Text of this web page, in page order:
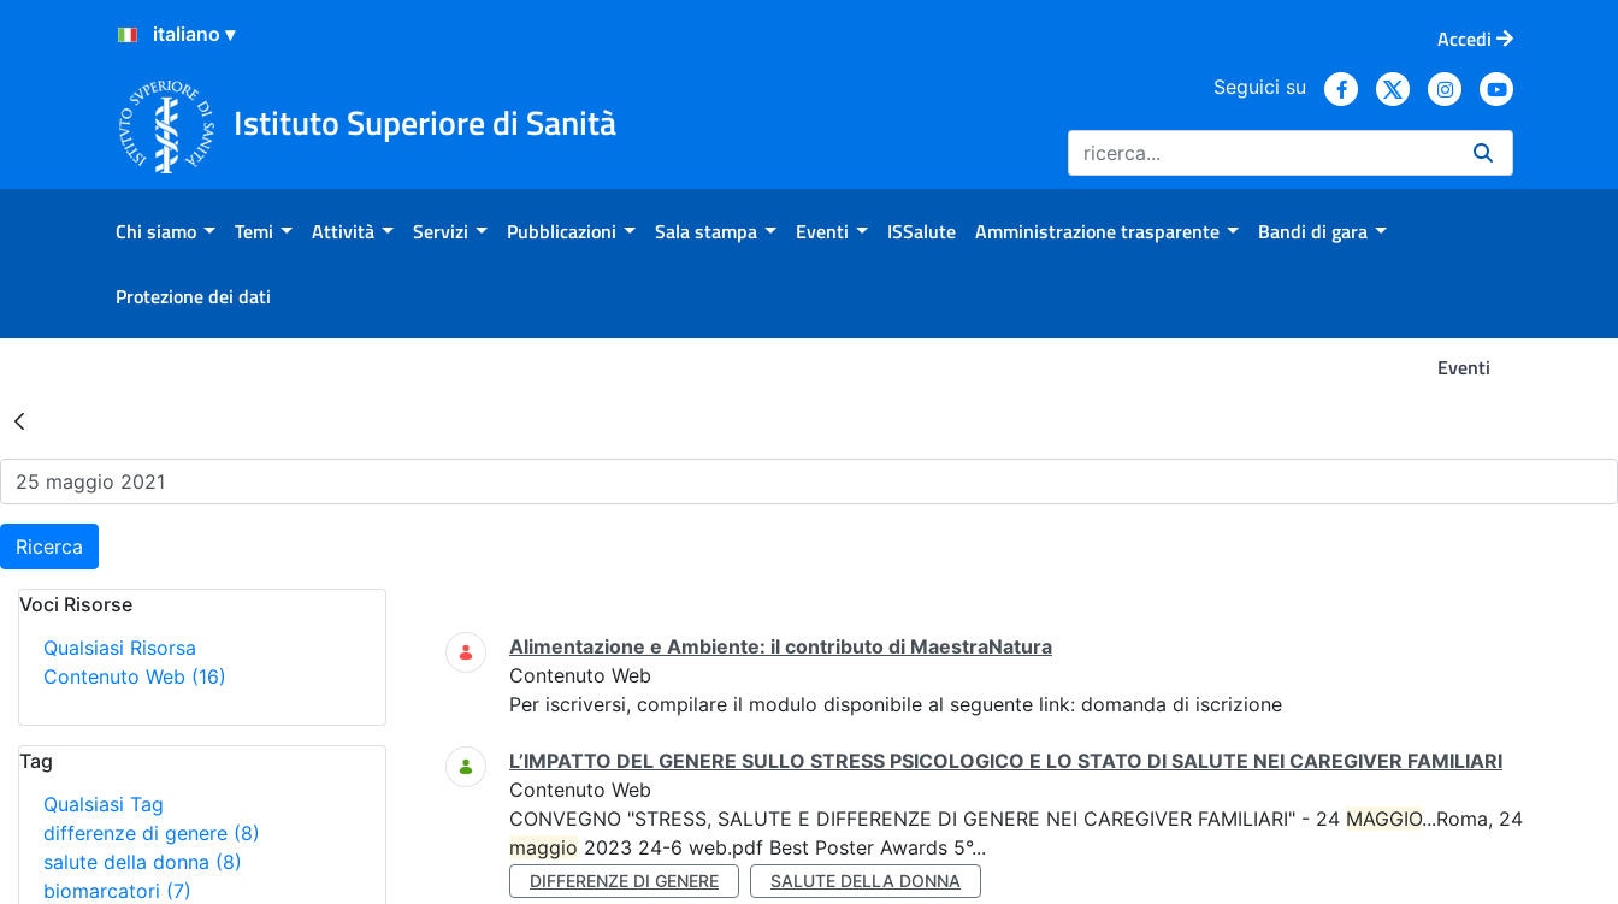
Salta al Contenuto
Salta al Footer
Accedi
Istituto Superiore di Sanità
Seguici su
Chi siamo Temi Attività Servizi Pubblicazioni Sala stampa Eventi ISSalute Amministrazione trasparente Bandi di gara
Protezione dei dati
Eventi
Risultati della Ricerca - Eventi
Ricerca
Voci Risorse
Qualsiasi Risorsa
Contenuto Web (16)
Tag
Qualsiasi Tag
differenze di genere (8)
salute della donna (8)
biomarcatori (7)
Ricerca
Alimentazione e Ambiente: il contributo di MaestraNatura
Contenuto Web
Per iscriversi, compilare il modulo disponibile al seguente link: domanda di iscrizione
L’IMPATTO DEL GENERE SULLO STRESS PSICOLOGICO E LO STATO DI SALUTE NEI CAREGIVER FAMILIARI
Contenuto Web
CONVEGNO "STRESS, SALUTE E DIFFERENZE DI GENERE NEI CAREGIVER FAMILIARI" - 24 MAGGIO...Roma, 24
maggio 2023 24-6 web.pdf Best Poster Awards 5°...
DIFFERENZE DI GENERE SALUTE DELLA DONNA